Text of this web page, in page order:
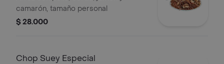
camarón, tamaño personal
$ 28.000
Chop Suey Especial